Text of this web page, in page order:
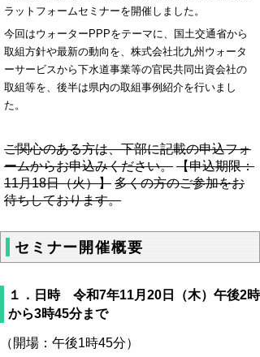
ラットフォームセミナーを開催しました。
今回はウォーターPPPをテーマに、国土交通省から
取組方針や最新の動向を、株式会社北九州ウォータ
ーサービスから下水道事業等の官民共同出資会社の
取組等を、後半は県内の取組事例紹介を行いまし
た。
ご関心のある方は、下部に記載の申込フォ
ームからお申込みください。 【申込期限：
11月18日（火）】 多くの方のご参加をお
待ちしております。
セミナー開催概要
１．日時 令和7年11月20日（木）午後2時
から3時45分まで
（開場：午後1時45分）